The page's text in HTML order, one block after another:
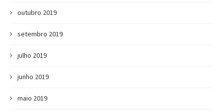
outubro 2019
setembro 2019
julho 2019
junho 2019
maio 2019